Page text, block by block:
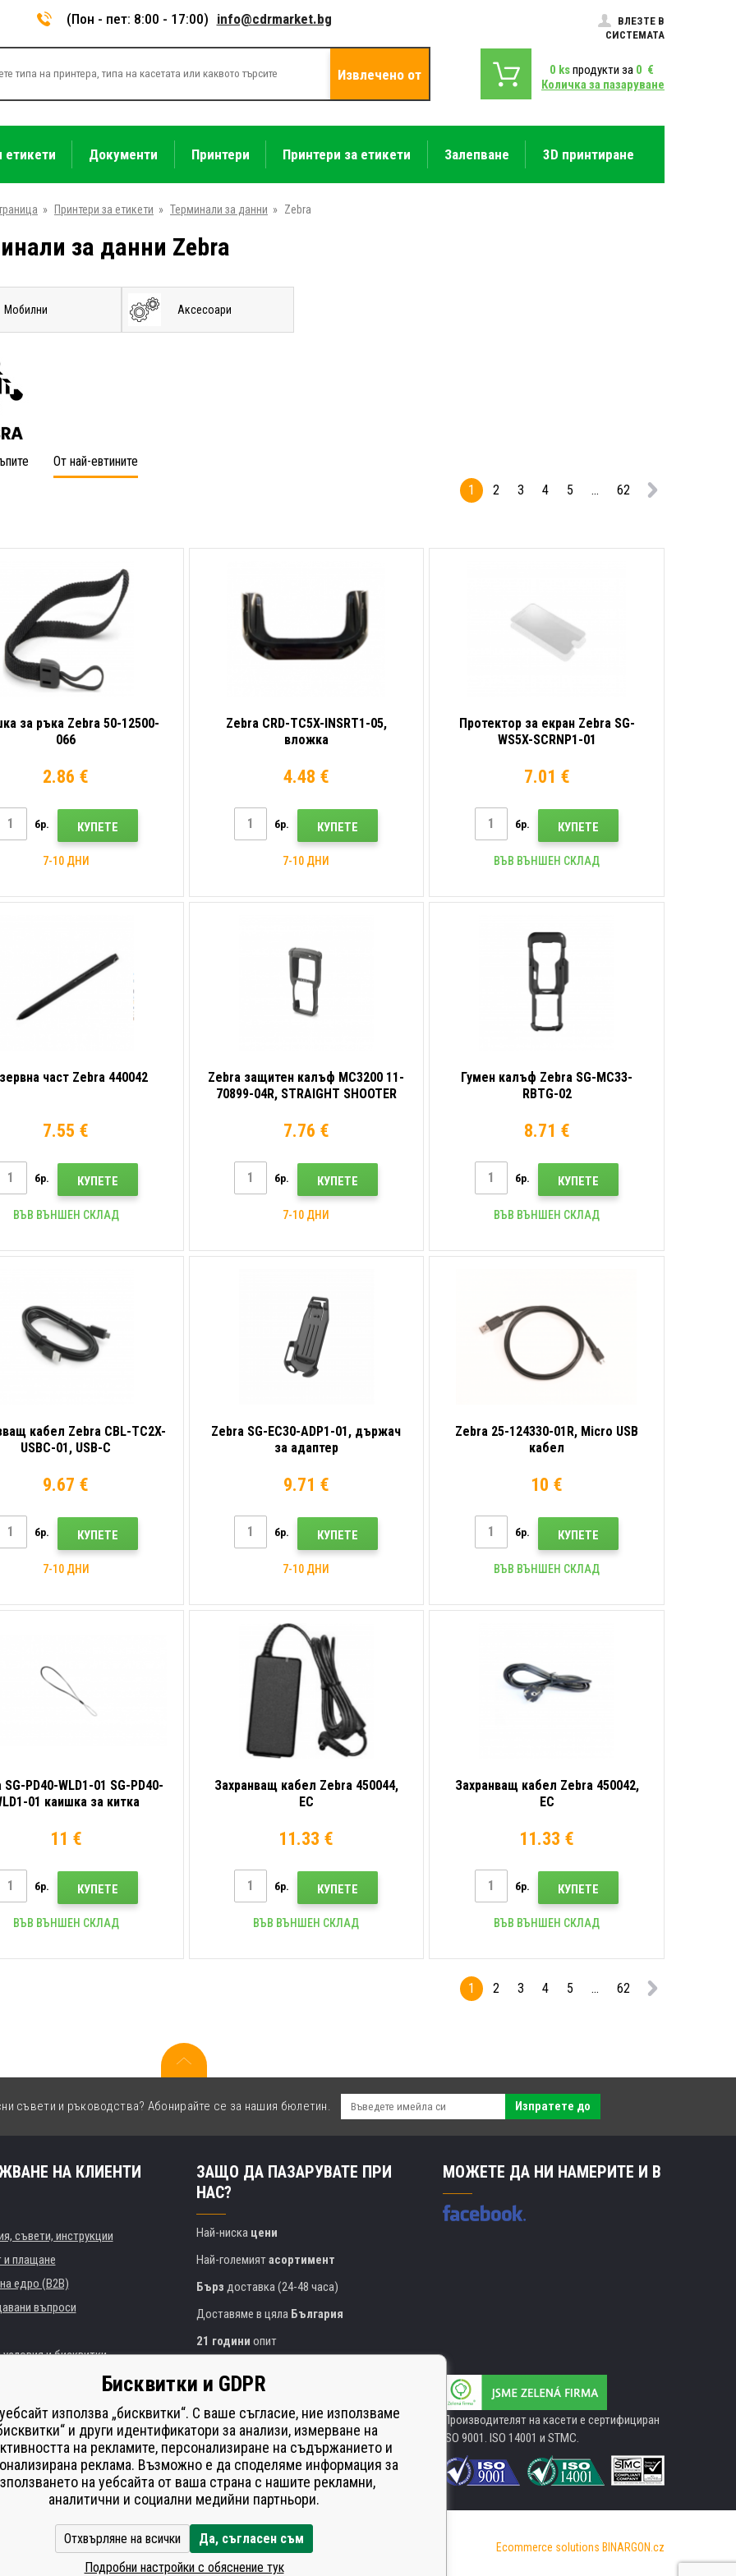
(Пон - пет: 8:00 - 17:00) info@cdrmarket.bg
ВЛЕЗТЕ В
СИСТЕМАТА
Извлечено от 0 ksпродукти за 0 €
Количка за пазаруване
етикети Документи Принтери Принтери за етикети Залепване 3D принтиране
» Принтери за етикети » Терминали за данни » Zebra
за данни Zebra
Мобилни Аксесоари
От най-евтините
1
2 3 4 5 ... 62
за ръка Zebra 50-12500-
066
2.86 €
бр. КУПЕТЕ
7-10 ДНИ
Zebra CRD-TC5X-INSRT1-05,
вложка
4.48 €
бр. КУПЕТЕ
7-10 ДНИ
Протектор за екран Zebra SG-
WS5X-SCRNP1-01
7.01 €
бр. КУПЕТЕ
ВЪВ ВЪНШЕН СКЛАД
част Zebra 440042
7.55 €
бр. КУПЕТЕ
ВЪВ ВЪНШЕН СКЛАД
Zebra защитен калъф MC3200 11-
70899-04R, STRAIGHT SHOOTER
7.76 €
бр. КУПЕТЕ
7-10 ДНИ
Гумен калъф Zebra SG-MC33-
RBTG-02
8.71 €
бр. КУПЕТЕ
ВЪВ ВЪНШЕН СКЛАД
кабел Zebra CBL-TC2X-
USBC-01, USB-C
9.67 €
бр. КУПЕТЕ
7-10 ДНИ
Zebra SG-EC30-ADP1-01, държач
за адаптер
9.71 €
бр. КУПЕТЕ
7-10 ДНИ
Zebra 25-124330-01R, Micro USB
кабел
10 €
бр. КУПЕТЕ
ВЪВ ВЪНШЕН СКЛАД
PD40-WLD1-01 SG-PD40-
01 каишка за китка
11 €
бр. КУПЕТЕ
ВЪВ ВЪНШЕН СКЛАД
Захранващ кабел Zebra 450044,
ЕС
11.33 €
бр. КУПЕТЕ
ВЪВ ВЪНШЕН СКЛАД
Захранващ кабел Zebra 450042,
ЕС
11.33 €
бр. КУПЕТЕ
ВЪВ ВЪНШЕН СКЛАД
1 2 3 4 5 ... 62
съвети и ръководства? Абонирайте се за нашия бюлетин. Изпратете до
НА КЛИЕНТИ
съвети, инструкции
и плащане
едро (B2B)
въпроси
и бисквитки
принтери
изпълнение
od smlouvy
ЗАЩО ДА ПАЗАРУВАТЕ ПРИ
НАС?
Най-ниска цени
Най-големиятасортимент
Бърз доставка (24-48 часа)
Доставяме в цяла България
21 години опит
Полезен подход
Goldenсертификат Heureka
Сейфонлайн плащания
МОЖЕТЕ ДА НИ НАМЕРИТЕ И В
Производителят на касети е сертифициран
ISO 9001. ISO 14001 и STMC.
Ecommerce solutions BINARGON.cz
Бисквитки и GDPR
използва „бисквитки“. С ваше съгласие, ние използваме
и други идентификатори за анализи, измерване на
на рекламите, персонализиране на съдържанието и
реклама. Възможно е да споделяме информация за
на уебсайта от ваша страна с нашите рекламни,
аналитични и социални медийни партньори.
Отхвърляне на всички
Да, съгласен съм
Подробни настройки с обяснение тук